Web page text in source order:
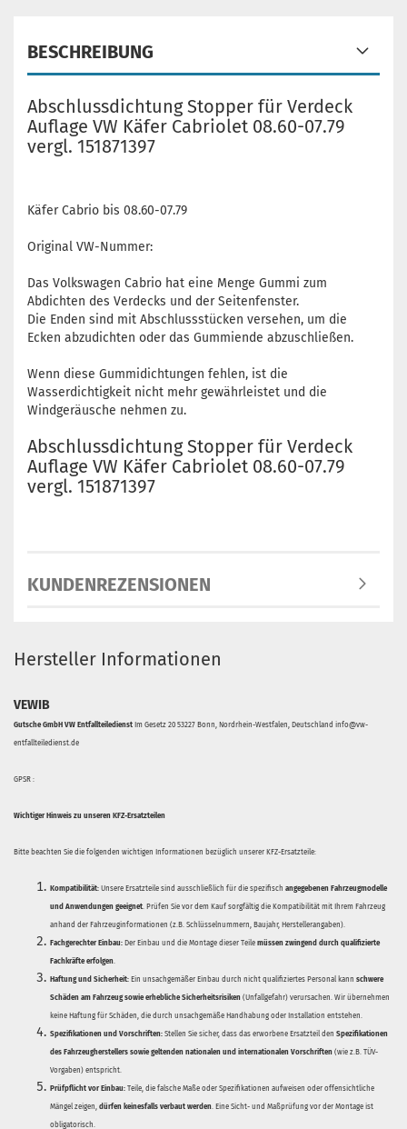
BESCHREIBUNG
Abschlussdichtung Stopper für Verdeck
Auflage VW Käfer Cabriolet 08.60-07.79
vergl. 151871397
Käfer Cabrio bis 08.60-07.79
Original VW-Nummer:
Das Volkswagen Cabrio hat eine Menge Gummi zum
Abdichten des Verdecks und der Seitenfenster.
Die Enden sind mit Abschlussstücken versehen, um die
Ecken abzudichten oder das Gummiende abzuschließen.
Wenn diese Gummidichtungen fehlen, ist die
Wasserdichtigkeit nicht mehr gewährleistet und die
Windgeräusche nehmen zu.
Abschlussdichtung Stopper für Verdeck
Auflage VW Käfer Cabriolet 08.60-07.79
vergl. 151871397
KUNDENREZENSIONEN
Hersteller Informationen
VEWIB
Gutsche GmbH VW Entfallteiledienst Im Gesetz 20 53227 Bonn, Nordrhein-Westfalen, Deutschland info@vw-
entfallteiledienst.de
GPSR :
Wichtiger Hinweis zu unseren KFZ-Ersatzteilen
Bitte beachten Sie die folgenden wichtigen Informationen bezüglich unserer KFZ-Ersatzteile:
Kompatibilität: Unsere Ersatzteile sind ausschließlich für die spezifisch angegebenen Fahrzeugmodelle
und Anwendungen geeignet. Prüfen Sie vor dem Kauf sorgfältig die Kompatibilität mit Ihrem Fahrzeug
anhand der Fahrzeuginformationen (z.B. Schlüsselnummern, Baujahr, Herstellerangaben).
Fachgerechter Einbau: Der Einbau und die Montage dieser Teile müssen zwingend durch qualifizierte
Fachkräfte erfolgen.
Haftung und Sicherheit: Ein unsachgemäßer Einbau durch nicht qualifiziertes Personal kann schwere
Schäden am Fahrzeug sowie erhebliche Sicherheitsrisiken (Unfallgefahr) verursachen. Wir übernehmen
keine Haftung für Schäden, die durch unsachgemäße Handhabung oder Installation entstehen.
Spezifikationen und Vorschriften: Stellen Sie sicher, dass das erworbene Ersatzteil den Spezifikationen
des Fahrzeugherstellers sowie geltenden nationalen und internationalen Vorschriften (wie z.B. TÜV-
Vorgaben) entspricht.
Prüfpflicht vor Einbau: Teile, die falsche Maße oder Spezifikationen aufweisen oder offensichtliche
Mängel zeigen, dürfen keinesfalls verbaut werden. Eine Sicht- und Maßprüfung vor der Montage ist
obligatorisch.